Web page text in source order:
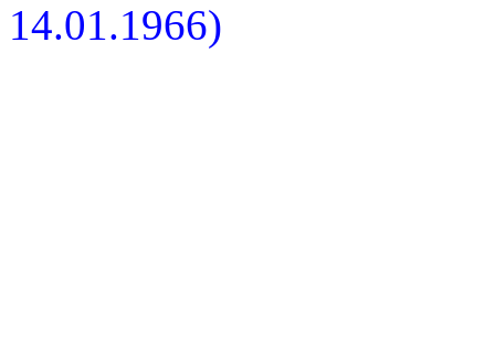
14.01.1966)